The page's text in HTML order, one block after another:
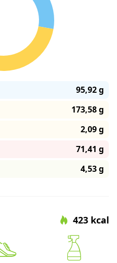
95,92 g
173,58 g
2,09 g
71,41 g
4,53 g
423 kcal